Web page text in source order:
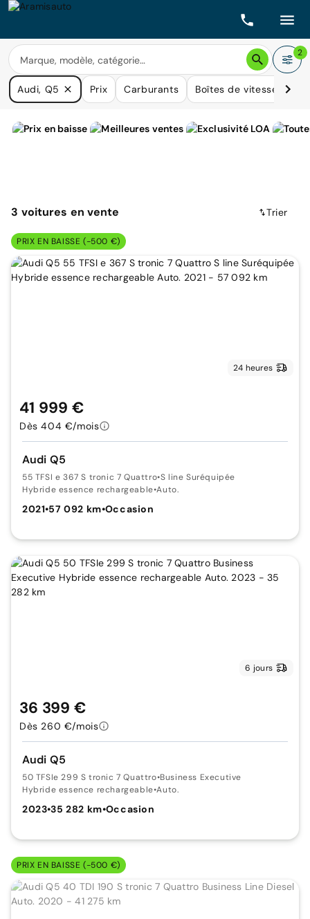
2
Audi, Q5 Prix Carburants Boîtes de vitesse
3 voitures en vente Trier
PRIX EN BAISSE (-500 €)
24 heures
Audi Q5
55 TFSI e 367 S tronic 7 Quattro•S line Suréquipée
Hybride essence rechargeable•Auto.
2021•57 092 km•Occasion
41 999 €
Dès 404 €/mois
6 jours
Audi Q5
50 TFSIe 299 S tronic 7 Quattro•Business Executive
Hybride essence rechargeable•Auto.
2023•35 282 km•Occasion
36 399 €
Dès 260 €/mois
PRIX EN BAISSE (-500 €)